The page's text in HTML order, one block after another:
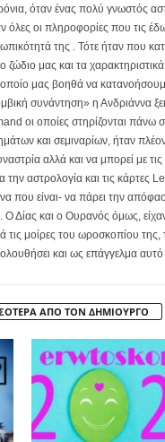
όταν ένας πολύ γνωστός
όλες οι πληροφορίες που τις
της . Τότε ήταν που
ζώδιο μας και τα
μας βοηθά να
συνάντηση» η Ανδριάννα
οι οποίες στηρίζονται πάνω
και σεμιναρίων, ήταν
αλλά και να μπορεί με
την αστρολογία και τις
που είναι- να πάρει την
Δίας και ο Ουρανός όμως,
τις μοίρες του ωροσκοπίου
και ως επάγγελμα
ΑΠΟ ΤΟΝ ΔΗΜΙΟΥΡΓΟ